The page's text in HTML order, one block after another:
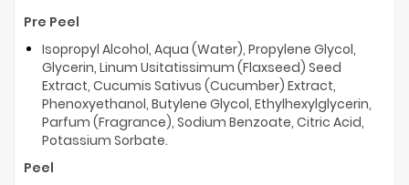
Pre Peel
Isopropyl Alcohol, Aqua (Water), Propylene Glycol,
Glycerin, Linum Usitatissimum (Flaxseed) Seed
Extract, Cucumis Sativus (Cucumber) Extract,
Phenoxyethanol, Butylene Glycol, Ethylhexylglycerin,
Parfum (Fragrance), Sodium Benzoate, Citric Acid,
Potassium Sorbate.
Peel